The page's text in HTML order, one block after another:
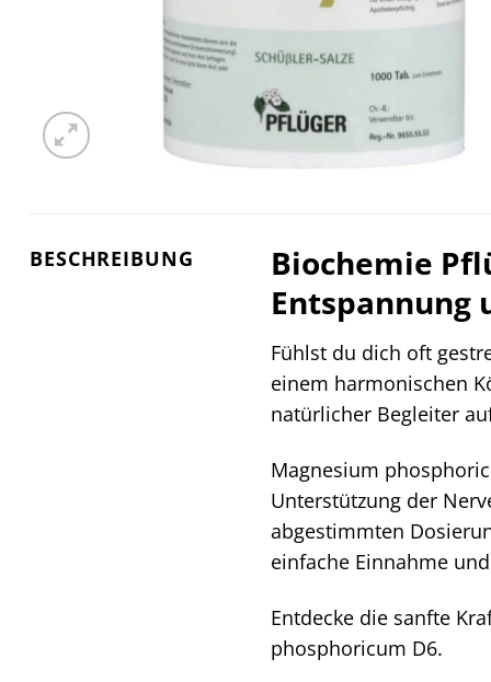
BESCHREIBUNG
Biochemie
Entspannung
Fühlst du dich oft
einem harmonischen
natürlicher Begleiter
Magnesium
Unterstützung der
abgestimmten
einfache Einnahme
Entdecke die sanfte
phosphoricum D6.